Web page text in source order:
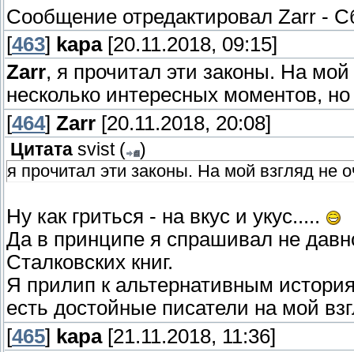
Сообщение отредактировал Zarr -
[463] kapa[20.11.2018, 09:15]
Zarr, я прочитал эти законы. На
несколько интересных моментов,
[464] Zarr [20.11.2018, 20:08]
Цитата svist(
)
я прочитал эти законы. На мой взгляд не
Ну как гриться - на вкус и укус.....
Да в принципе я спрашивал не
Сталковских книг.
Я прилип к альтернативным
есть достойные писатели на мой
[465] kapa[21.11.2018, 11:36]